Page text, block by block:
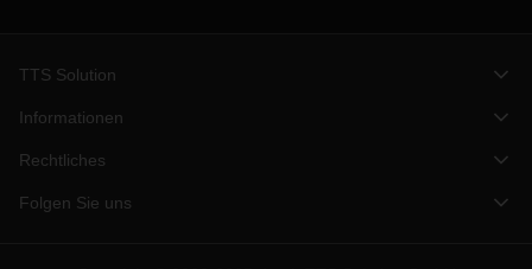
TTS Solution
Informationen
Rechtliches
Folgen Sie uns